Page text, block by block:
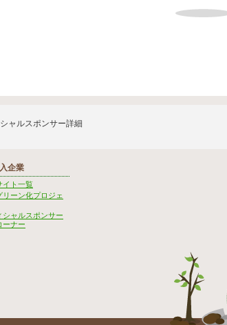
ャルスポンサー詳細
企業
イト一覧
リーン化プロジェ
シャルスポンサー
ーナー